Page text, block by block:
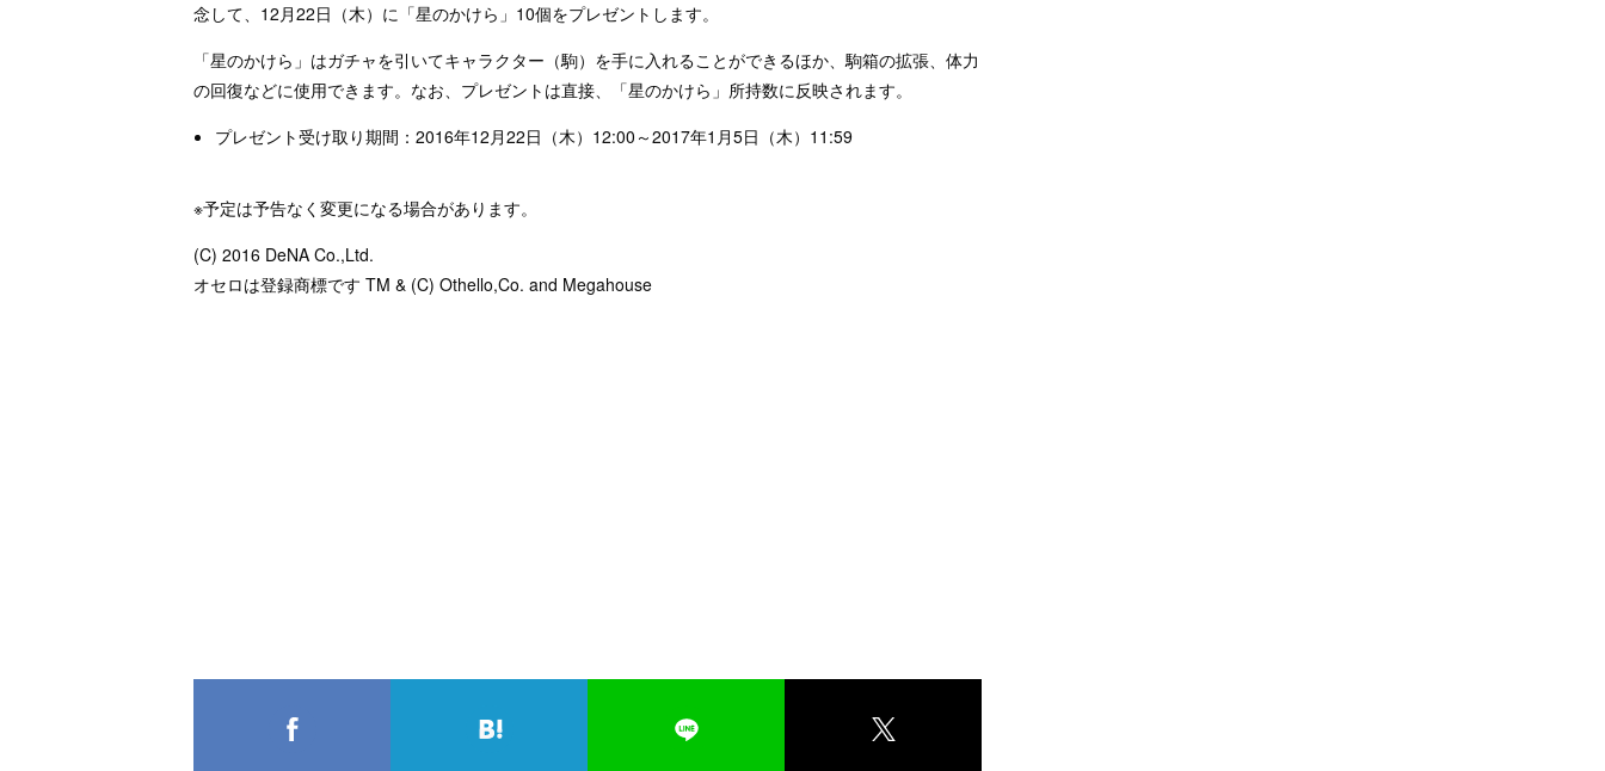
念して、12月22日（木）に「星のかけら」10個をプレゼントします。
「星のかけら」はガチャを引いてキャラクター（駒）を手に入れることができるほか、駒箱の拡張、体力
の回復などに使用できます。なお、プレゼントは直接、「星のかけら」所持数に反映されます。
プレゼント受け取り期間：2016年12月22日（木）12:00～2017年1月5日（木）11:59
※予定は予告なく変更になる場合があります。
(C) 2016 DeNA Co.,Ltd.
オセロは登録商標です TM & (C) Othello,Co. and Megahouse